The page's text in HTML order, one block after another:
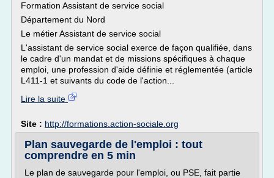
Formation Assistant de service social
Département du Nord
Le métier Assistant de service social
L'assistant de service social exerce de façon qualifiée, dans
le cadre d'un mandat et de missions spécifiques à chaque
emploi, une profession d'aide définie et réglementée (article
L411-1 et suivants du code de l'action...
Lire la suite
Site : http://formations.action-sociale.org
Plan sauvegarde de l'emploi : tout
comprendre en 5 min
Le plan de sauvegarde pour l'emploi, ou PSE, fait partie